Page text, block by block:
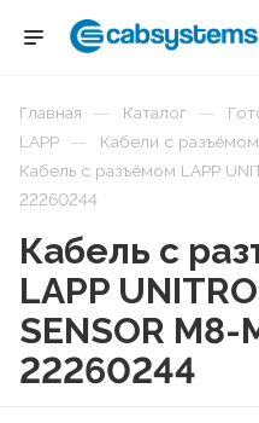
Главная — Каталог —
LAPP — Кабели с
Кабель с разъёмом LAPP
22260244
Кабель с
LAPP
SENSOR M8-
22260244